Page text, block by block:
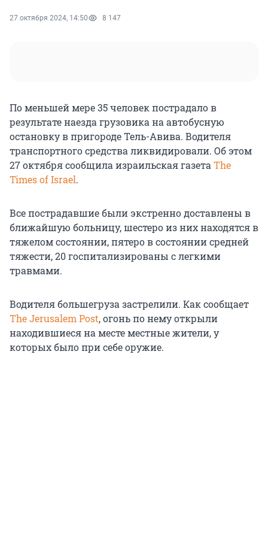
27 октября 2024, 14:50 8 147
По меньшей мере 35 человек пострадало в
результате наезда грузовика на автобусную
остановку в пригороде Тель-Авива. Водителя
транспортного средства ликвидировали. Об этом
27 октября сообщила израильская газета The
Times of Israel.
Все пострадавшие были экстренно доставлены в
ближайшую больницу, шестеро из них находятся в
тяжелом состоянии, пятеро в состоянии средней
тяжести, 20 госпитализированы с легкими
травмами.
Водителя большегруза застрелили. Как сообщает
The Jerusalem Post, огонь по нему открыли
находившиеся на месте местные жители, у
которых было при себе оружие.